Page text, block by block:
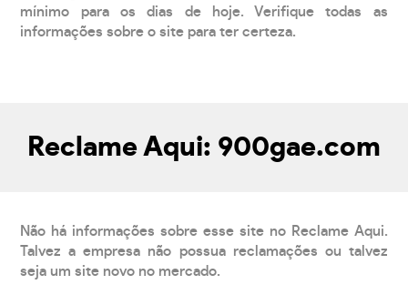
mínimo para os dias de hoje. Verifique todas as
informações sobre o site para ter certeza.
Reclame Aqui: 900gae.com
Não há informações sobre esse site no Reclame Aqui.
Talvez a empresa não possua reclamações ou talvez
seja um site novo no mercado.